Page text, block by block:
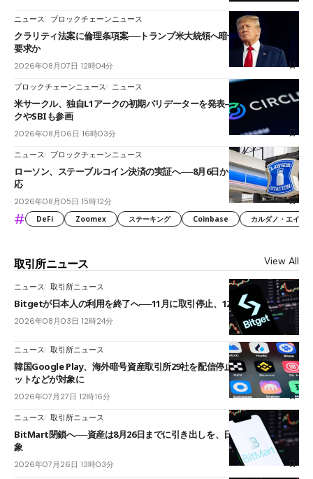
ニュース ブロックチェーンニュース
クラリティ法案に倫理条項案──トランプ米大統領へ暗号資産事業の売却
要求か
2026年08月07日 12時04分
ブロックチェーンニュース ニュース
米サークル、独自L1アークの初期バリデーターを発表――ブラックロッ
クやSBIも参画
2026年08月06日 16時03分
ニュース ブロックチェーンニュース
ローソン、ステーブルコイン決済の実証へ──8月6日からJPYCやUSDC対
応
2026年08月05日 15時12分
# DeFi Zoomex ステーキング Coinbase カルダノ・エイ
取引所ニュース View All
ニュース 取引所ニュース
Bitgetが日本人の利用を終了へ──11月に取引停止、12月末に強制決済
2026年08月03日 12時24分
ニュース 取引所ニュース
韓国Google Play、海外暗号資産取引所29社を配信停止──OKXやバイビ
ットなどが対象に
2026年07月27日 12時16分
ニュース 取引所ニュース
BitMart閉鎖へ──資産は8月26日までに引き出しを、日本人利用者も対
象
2026年07月26日 13時03分